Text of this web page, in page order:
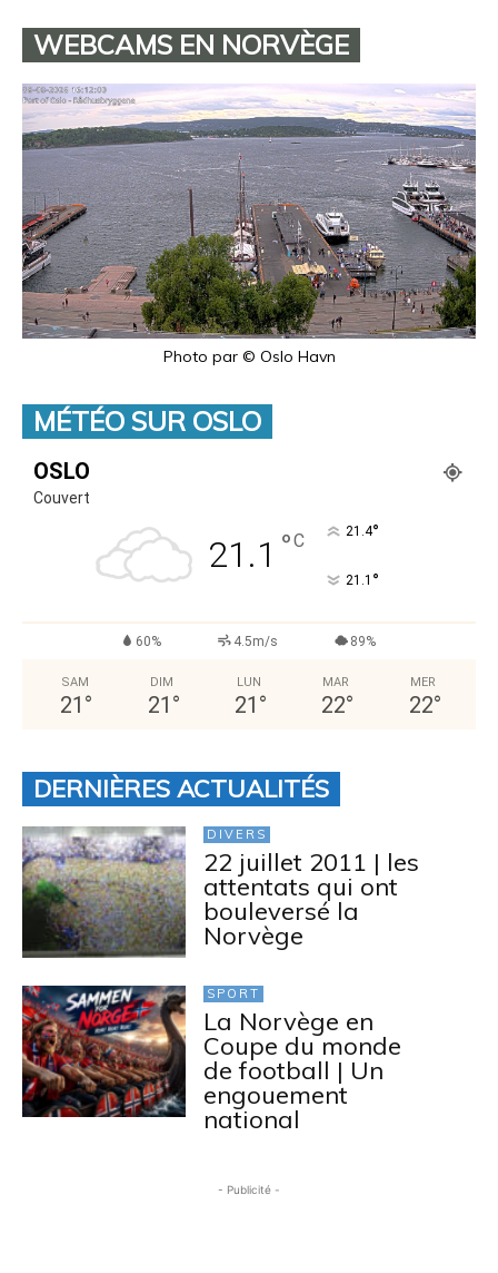
WEBCAMS EN NORVÈGE
Photo par © Oslo Havn
MÉTÉO SUR OSLO
OSLO
Couvert
21.1 °C 21.4°
21.1 °
60% 4.5m/s 89%
SAM
21 °
DIM
21 °
LUN
21 °
MAR
22°
MER
22°
DERNIÈRES ACTUALITÉS
DIVERS
22 juillet 2011 | les
attentats qui ont
bouleversé la
Norvège
SPORT
La Norvège en
Coupe du monde
de football | Un
engouement
national
- Publicité -